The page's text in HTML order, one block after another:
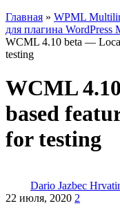
Главная » WPML
для плагина
WCML 4.10 beta —
testing
WCML
based
for testing
Dario Jazbec
22 июля, 2020 2